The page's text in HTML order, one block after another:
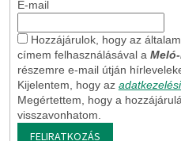
E-mail
Hozzájárulok, hogy az
címem felhasználásával a
részemre e-mail útján
Kijelentem, hogy az
Megértettem, hogy a
visszavonhatom.
FELIRATKOZÁS